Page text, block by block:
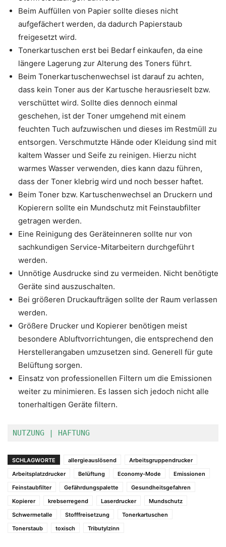
Beim Auffüllen von Papier sollte dieses nicht
aufgefächert werden, da dadurch Papierstaub
freigesetzt wird.
Tonerkartuschen erst bei Bedarf einkaufen, da eine
längere Lagerung zur Alterung des Toners führt.
Beim Tonerkartuschenwechsel ist darauf zu achten,
dass kein Toner aus der Kartusche herausrieselt bzw.
verschüttet wird. Sollte dies dennoch einmal
geschehen, ist der Toner umgehend mit einem
feuchten Tuch aufzuwischen und dieses im Restmüll zu
entsorgen. Verschmutzte Hände oder Kleidung sind mit
kaltem Wasser und Seife zu reinigen. Hierzu nicht
warmes Wasser verwenden, dies kann dazu führen,
dass der Toner klebrig wird und noch besser haftet.
Beim Toner bzw. Kartuschenwechsel an Druckern und
Kopierern sollte ein Mundschutz mit Feinstaubfilter
getragen werden.
Eine Reinigung des Geräteinneren sollte nur von
sachkundigen Service-Mitarbeitern durchgeführt
werden.
Unnötige Ausdrucke sind zu vermeiden. Nicht benötigte
Geräte sind auszuschalten.
Bei größeren Druckaufträgen sollte der Raum verlassen
werden.
Größere Drucker und Kopierer benötigen meist
besondere Abluftvorrichtungen, die entsprechend den
Herstellerangaben umzusetzen sind. Generell für gute
Belüftung sorgen.
Einsatz von professionellen Filtern um die Emissionen
weiter zu minimieren. Es lassen sich jedoch nicht alle
tonerhaltigen Geräte filtern.
NUTZUNG | HAFTUNG
SCHLAGWORTE allergieauslösend
Arbeitsgruppendrucker
Arbeitsplatzdrucker
Belüftung Economy-Mode
Emissionen
Feinstaubfilter
Gefährdungspalette
Gesundheitsgefahren
Kopierer
krebserregend Laserdrucker
Mundschutz
Schwermetalle
Stofffreisetzung
Tonerkartuschen
Tonerstaub
toxisch Tributylzinn